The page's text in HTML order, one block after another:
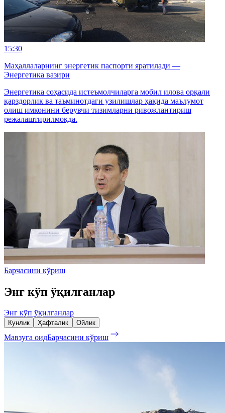
15:30
Маҳаллаларнинг энергетик паспорти яратилади —
Энергетика вазири
Энергетика соҳасида истеъмолчиларга мобил илова орқали
қарздорлик ва таъминотдаги узилишлар ҳақида маълумот
олиш имконини берувчи тизимларни ривожлантириш
режалаштирилмоқда.
Барчасини кўриш
Энг кўп ўқилганлар
Энг кўп ўқилганлар
Кунлик Ҳафталик Ойлик
Мавзуга оидБарчасини кўриш